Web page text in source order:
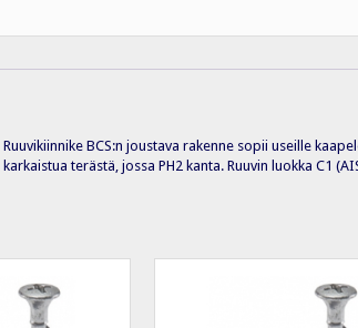
BCS:n joustava rakenne sopii useille
terästä, jossa PH2 kanta. Ruuvin luokka C1